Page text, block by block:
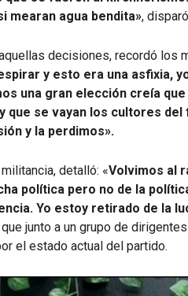
mearan agua bendita»,
decisiones, recordó los
y esto era una asfixia,
una gran elección creía
que se vayan los cultores
y la perdimos».
detalló: «Volvimos al
política pero no de la
Yo estoy retirado de la
junto a un grupo de
el estado actual del partido.